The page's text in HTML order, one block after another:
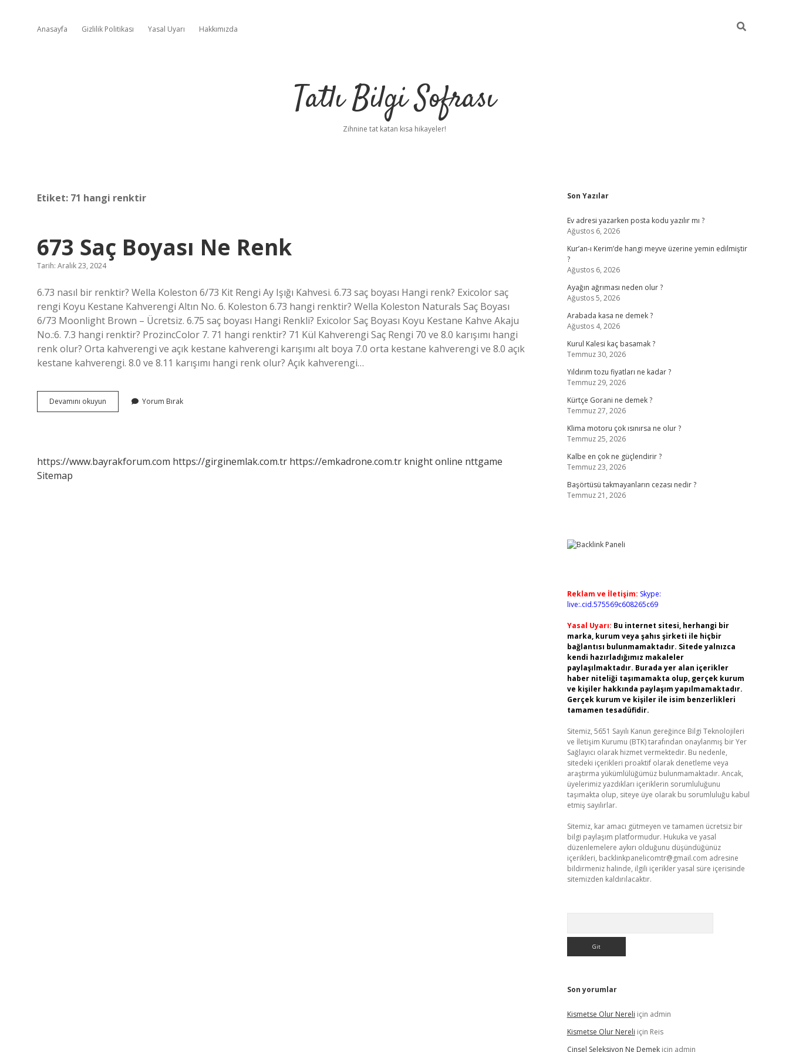
Anasayfa Gizlilik Politikası Yasal Uyarı Hakkımızda
Tatlı Bilgi Sofrası
Zihnine tat katan kısa hikayeler!
Etiket: 71 hangi renktir
673 Saç Boyası Ne Renk
Tarih: Aralık 23, 2024
6.73 nasıl bir renktir? Wella Koleston 6/73 Kit Rengi Ay Işığı Kahvesi. 6.73 saç boyası Hangi renk? Exicolor saç
rengi Koyu Kestane Kahverengi Altın No. 6. Koleston 6.73 hangi renktir? Wella Koleston Naturals Saç Boyası
6/73 Moonlight Brown – Ücretsiz. 6.75 saç boyası Hangi Renkli? Exicolor Saç Boyası Koyu Kestane Kahve Akaju
No.:6. 7.3 hangi renktir? ProzincColor 7. 71 hangi renktir? 71 Kül Kahverengi Saç Rengi 70 ve 8.0 karışımı hangi
renk olur? Orta kahverengi ve açık kestane kahverengi karışımı alt boya 7.0 orta kestane kahverengi ve 8.0 açık
kestane kahverengi. 8.0 ve 8.11 karışımı hangi renk olur? Açık kahverengi…
Devamını okuyun
Saç
Yorum Bırak
https://www.bayrakforum.com https://girginemlak.com.tr https://emkadrone.com.tr knight online nttgame
Sitemap
Sidebar
Son Yazılar
Ev adresi yazarken posta kodu yazılır mı ?
Ağustos 6, 2026
Kur’an-ı Kerim’de hangi meyve üzerine yemin edilmiştir
?
Ağustos 6, 2026
Ayağın ağrıması neden olur ?
Ağustos 5, 2026
Arabada kasa ne demek ?
Ağustos 4, 2026
Kurul Kalesi kaç basamak ?
Temmuz 30, 2026
Yıldırım tozu fiyatları ne kadar ?
Temmuz 29, 2026
Kürtçe Gorani ne demek ?
Temmuz 27, 2026
Klima motoru çok ısınırsa ne olur ?
Temmuz 25, 2026
Kalbe en çok ne güçlendirir ?
Temmuz 23, 2026
Başörtüsü takmayanların cezası nedir ?
Temmuz 21, 2026
Reklam ve İletişim: Skype:
live:.cid.575569c608265c69
Yasal Uyarı: Bu internet sitesi, herhangi bir
marka, kurum veya şahıs şirketi ile hiçbir
bağlantısı bulunmamaktadır. Sitede yalnızca
kendi hazırladığımız makaleler
paylaşılmaktadır. Burada yer alan içerikler
haber niteliği taşımamakta olup, gerçek kurum
ve kişiler hakkında paylaşım yapılmamaktadır.
Gerçek kurum ve kişiler ile isim benzerlikleri
tamamen tesadüfidir.
Sitemiz, 5651 Sayılı Kanun gereğince Bilgi Teknolojileri
ve İletişim Kurumu (BTK) tarafından onaylanmış bir Yer
Sağlayıcı olarak hizmet vermektedir. Bu nedenle,
sitedeki içerikleri proaktif olarak denetleme veya
araştırma yükümlülüğümüz bulunmamaktadır. Ancak,
üyelerimiz yazdıkları içeriklerin sorumluluğunu
taşımakta olup, siteye üye olarak bu sorumluluğu kabul
etmiş sayılırlar.
Sitemiz, kar amacı gütmeyen ve tamamen ücretsiz bir
bilgi paylaşım platformudur. Hukuka ve yasal
düzenlemelere aykırı olduğunu düşündüğünüz
içerikleri, backlinkpanelicomtr@gmail.com adresine
bildirmeniz halinde, ilgili içerikler yasal süre içerisinde
sitemizden kaldırılacaktır.
Son yorumlar
Kismetse Olur Nereli için admin
Kismetse Olur Nereli için Reis
Cinsel Seleksiyon Ne Demekiçin admin